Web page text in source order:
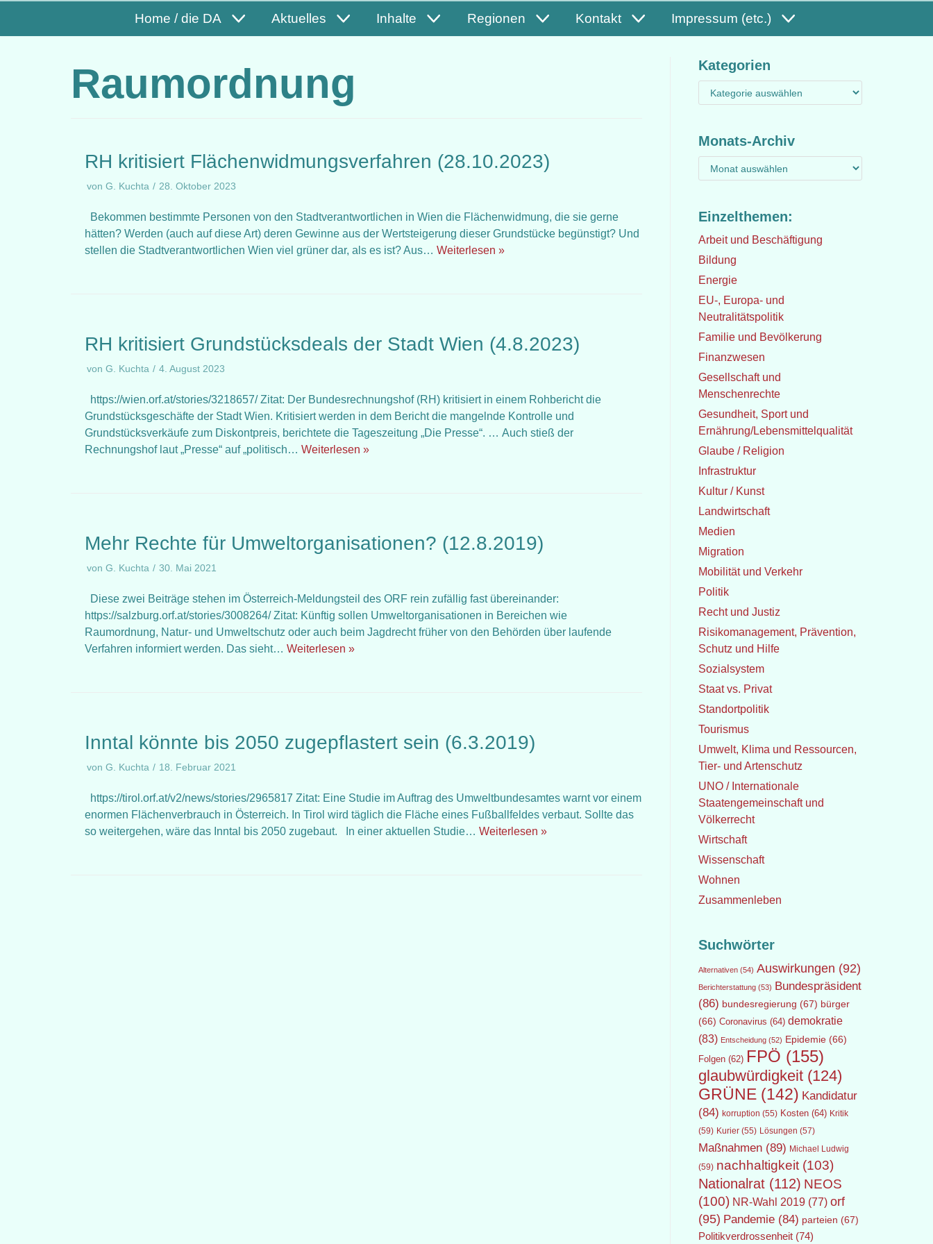
Home / die DA Aktuelles Inhalte Regionen Kontakt Impressum (etc.)
Raumordnung
RH kritisiert Flächenwidmungsverfahren (28.10.2023)
von G. Kuchta 28. Oktober 2023
Bekommen bestimmte Personen von den Stadtverantwortlichen in Wien die Flächenwidmung, die sie gerne
hätten? Werden (auch auf diese Art) deren Gewinne aus der Wertsteigerung dieser Grundstücke begünstigt? Und
stellen die Stadtverantwortlichen Wien viel grüner dar, als es ist? Aus… Weiterlesen »
RH kritisiert Grundstücksdeals der Stadt Wien (4.8.2023)
von G. Kuchta 4. August 2023
https://wien.orf.at/stories/3218657/ Zitat: Der Bundesrechnungshof (RH) kritisiert in einem Rohbericht die
Grundstücksgeschäfte der Stadt Wien. Kritisiert werden in dem Bericht die mangelnde Kontrolle und
Grundstücksverkäufe zum Diskontpreis, berichtete die Tageszeitung „Die Presse“. … Auch stieß der
Rechnungshof laut „Presse“ auf „politisch… Weiterlesen »
Mehr Rechte für Umweltorganisationen? (12.8.2019)
von G. Kuchta 30. Mai 2021
Diese zwei Beiträge stehen im Österreich-Meldungsteil des ORF rein zufällig fast übereinander:
https://salzburg.orf.at/stories/3008264/ Zitat: Künftig sollen Umweltorganisationen in Bereichen wie
Raumordnung, Natur- und Umweltschutz oder auch beim Jagdrecht früher von den Behörden über laufende
Verfahren informiert werden. Das sieht… Weiterlesen »
Inntal könnte bis 2050 zugepflastert sein (6.3.2019)
von G. Kuchta 18. Februar 2021
https://tirol.orf.at/v2/news/stories/2965817 Zitat: Eine Studie im Auftrag des Umweltbundesamtes warnt vor einem
enormen Flächenverbrauch in Österreich. In Tirol wird täglich die Fläche eines Fußballfeldes verbaut. Sollte das
so weitergehen, wäre das Inntal bis 2050 zugebaut. In einer aktuellen Studie… Weiterlesen »
Kategorien
Monats-Archiv
Einzelthemen:
Arbeit und Beschäftigung
Bildung
Energie
EU-, Europa- und
Neutralitätspolitik
Familie und Bevölkerung
Finanzwesen
Gesellschaft und
Menschenrechte
Gesundheit, Sport und
Ernährung/Lebensmittelqualität
Glaube / Religion
Infrastruktur
Kultur / Kunst
Landwirtschaft
Medien
Migration
Mobilität und Verkehr
Politik
Recht und Justiz
Risikomanagement, Prävention,
Schutz und Hilfe
Sozialsystem
Staat vs. Privat
Standortpolitik
Tourismus
Umwelt, Klima und Ressourcen,
Tier- und Artenschutz
UNO / Internationale
Staatengemeinschaft und
Völkerrecht
Wirtschaft
Wissenschaft
Wohnen
Zusammenleben
Suchwörter
Alternativen(54) Auswirkungen (92)
Berichterstattung(53) Bundespräsident
(86) bundesregierung (67) bürger
(66) Coronavirus (64) demokratie
(83) Entscheidung(52) Epidemie(66)
Folgen(62) FPÖ (155)
glaubwürdigkeit(124)
GRÜNE(142) Kandidatur
(84) korruption (55) Kosten(64) Kritik
(59) Kurier(55) Lösungen (57)
Maßnahmen(89) Michael Ludwig
(59) nachhaltigkeit(103)
Nationalrat(112) NEOS
(100) NR-Wahl 2019(77) orf
(95) Pandemie(84) parteien (67)
Politikverdrossenheit(74)